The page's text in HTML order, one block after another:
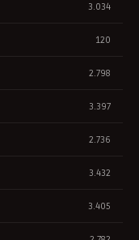
3.034
120
2.798
3.397
2.736
3.432
3.405